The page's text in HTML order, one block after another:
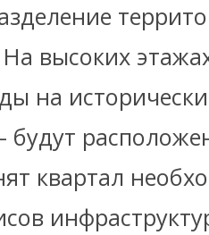
высоких
на
будут
квартал